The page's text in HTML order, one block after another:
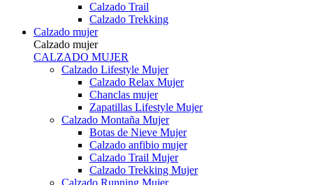
Calzado Trail
Calzado Trekking
Calzado mujer
Calzado mujer
CALZADO MUJER
Calzado Lifestyle Mujer
Calzado Relax Mujer
Chanclas mujer
Zapatillas Lifestyle Mujer
Calzado Montaña Mujer
Botas de Nieve Mujer
Calzado anfibio mujer
Calzado Trail Mujer
Calzado Trekking Mujer
Calzado Running Mujer